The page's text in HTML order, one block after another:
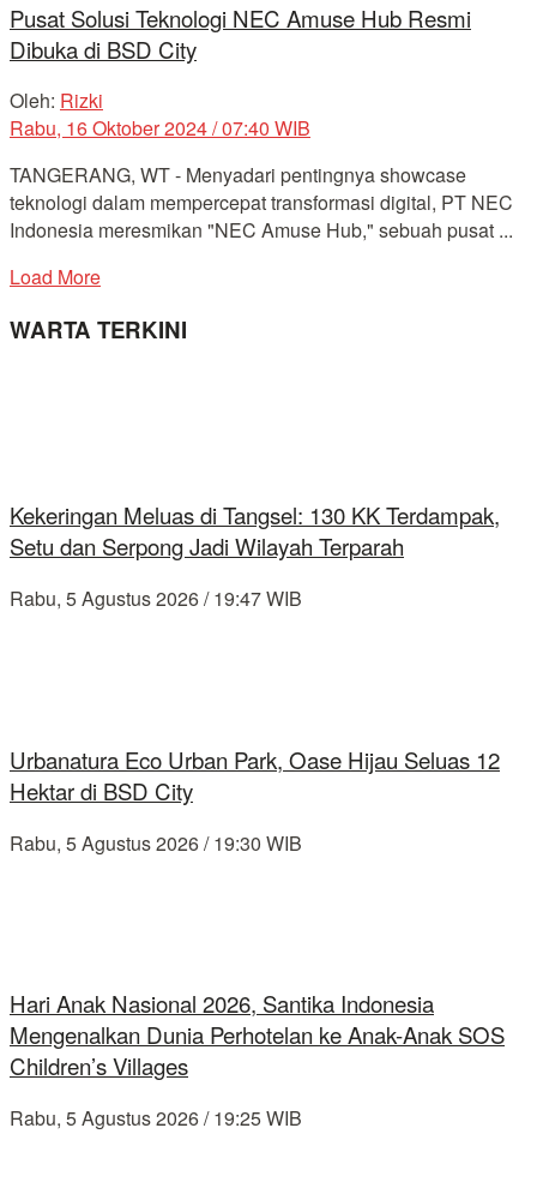
Pusat Solusi Teknologi NEC Amuse Hub Resmi
Dibuka di BSD City
Oleh: Rizki
Rabu, 16 Oktober 2024 / 07:40 WIB
TANGERANG, WT - Menyadari pentingnya showcase
teknologi dalam mempercepat transformasi digital, PT NEC
Indonesia meresmikan "NEC Amuse Hub," sebuah pusat ...
Load More
WARTA TERKINI
Kekeringan Meluas di Tangsel: 130 KK Terdampak,
Setu dan Serpong Jadi Wilayah Terparah
Rabu, 5 Agustus 2026 / 19:47 WIB
Urbanatura Eco Urban Park, Oase Hijau Seluas 12
Hektar di BSD City
Rabu, 5 Agustus 2026 / 19:30 WIB
Hari Anak Nasional 2026, Santika Indonesia
Mengenalkan Dunia Perhotelan ke Anak-Anak SOS
Children’s Villages
Rabu, 5 Agustus 2026 / 19:25 WIB